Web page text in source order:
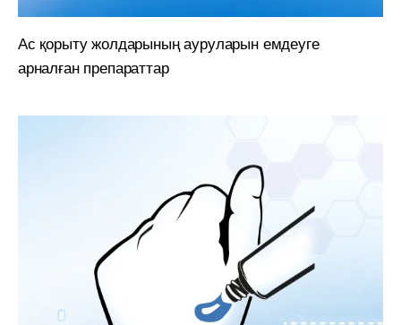
Ас қорыту жолдарының ауруларын емдеуге
арналған препараттар